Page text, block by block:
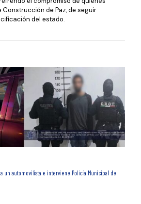
Construcción de Paz, de seguir
del estado.
un automovilista e interviene Policía Municipal de